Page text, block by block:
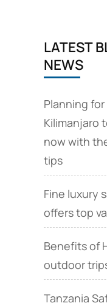
LATEST
NEWS
Planning for
Kilimanjaro
now with
tips
Fine luxury
offers top
Benefits of
outdoor
Tanzania